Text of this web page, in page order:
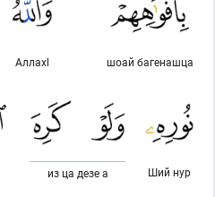
шоай багенашца
Аллахl
Ший нур
из ца дезе а